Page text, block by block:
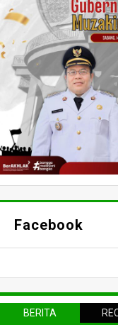
Facebook
BERITA